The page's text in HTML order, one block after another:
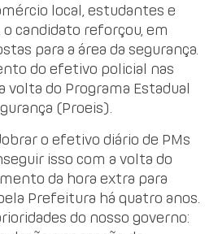
local, estudantes e
candidato reforçou, em
para a área da segurança.
do efetivo policial nas
volta do Programa Estadual
(Proeis).
o efetivo diário de PMs
isso com a volta do
da hora extra para
Prefeitura há quatro anos.
do nosso governo: